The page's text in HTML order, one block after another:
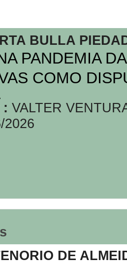
BULLA
PANDEMIA
COMO
: VALTER
2026
DE